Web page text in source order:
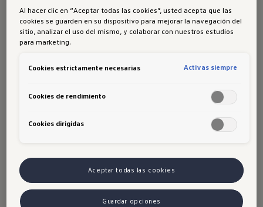
la amplitud y la concepción de grandeza.
Teramont está pensada para las familias",
afirmó Sergio Ramírez, gerente de marca
Una SUV con
gran potencia
Cuenta con motor V6 de 3.6 litros, 276 caballos
de potencia, 360Nm de torque y tracción total
4motion. Su caja es automática de 8 velocidades
Al hacer clic en “Aceptar todas las cookies”, usted acepta que las
cookies se guarden en su dispositivo para mejorar la navegación del
sitio, analizar el uso del mismo, y colaborar con nuestros estudios
para marketing.
Cookies estrictamente necesarias Activas siempre
Cookies de rendimiento
Cookies dirigidas
Aceptar todas las cookies
Guardar opciones